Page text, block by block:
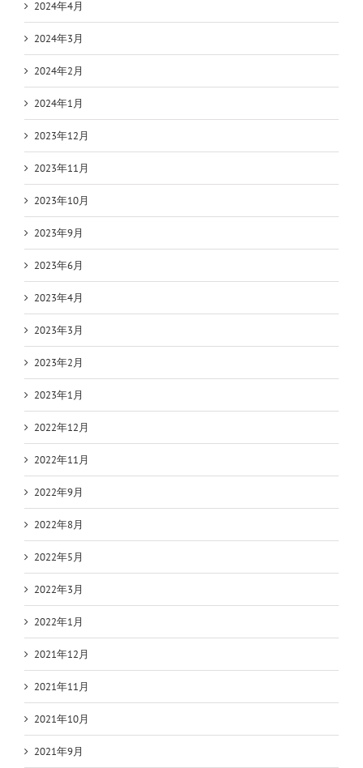
2024年4月
2024年3月
2024年2月
2024年1月
2023年12月
2023年11月
2023年10月
2023年9月
2023年6月
2023年4月
2023年3月
2023年2月
2023年1月
2022年12月
2022年11月
2022年9月
2022年8月
2022年5月
2022年3月
2022年1月
2021年12月
2021年11月
2021年10月
2021年9月